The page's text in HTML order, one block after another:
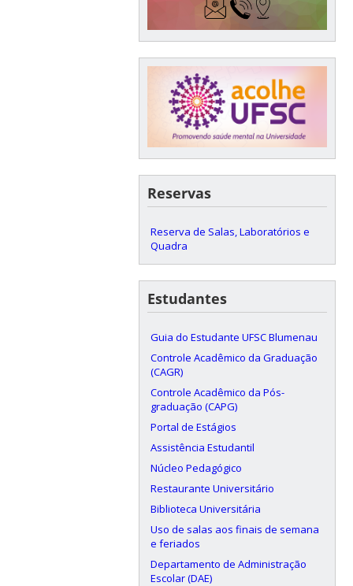
Reservas
Reserva de Salas, Laboratórios e
Quadra
Estudantes
Guia do Estudante UFSC Blumenau
Controle Acadêmico da Graduação
(CAGR)
Controle Acadêmico da Pós-
graduação (CAPG)
Portal de Estágios
Assistência Estudantil
Núcleo Pedagógico
Restaurante Universitário
Biblioteca Universitária
Uso de salas aos finais de semana
e feriados
Departamento de Administração
Escolar (DAE)